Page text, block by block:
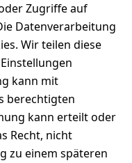
Zugriffe auf
Datenverarbeitung
Wir teilen diese
kann mit
berechtigten
kann erteilt oder
Recht, nicht
zu einem späteren
+49
E-Mail:
★★★★☆
Top-Verkäufer
★★★★★
Bewertungen
Über 228.000